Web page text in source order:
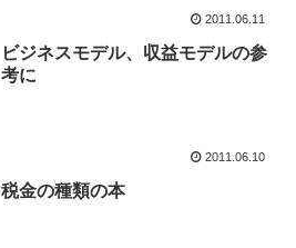
2011.06.11
ビジネスモデル、収益モデルの参
考に
2011.06.10
税金の種類の本